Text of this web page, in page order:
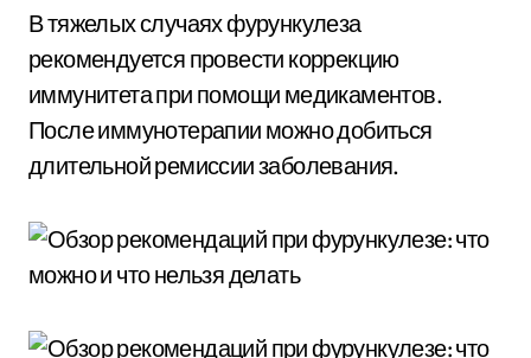
В тяжелых случаях фурункулеза
рекомендуется провести коррекцию
иммунитета при помощи медикаментов.
После иммунотерапии можно добиться
длительной ремиссии заболевания.